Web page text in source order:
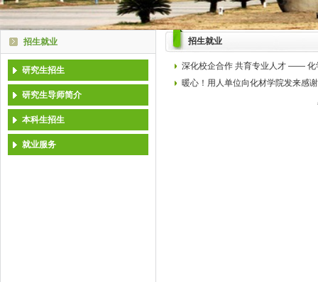
招生就业
研究生招生
研究生导师简介
本科生招生
就业服务
招生就业
深化校企合作 共育专业人才 —— 化
暖心！用人单位向化材学院发来感